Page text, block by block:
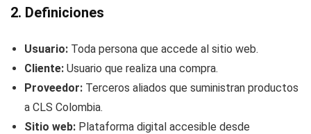
2. Definiciones
Usuario: Toda persona que accede al sitio web.
Cliente: Usuario que realiza una compra.
Proveedor: Terceros aliados que suministran productos
a CLS Colombia.
Sitio web: Plataforma digital accesible desde